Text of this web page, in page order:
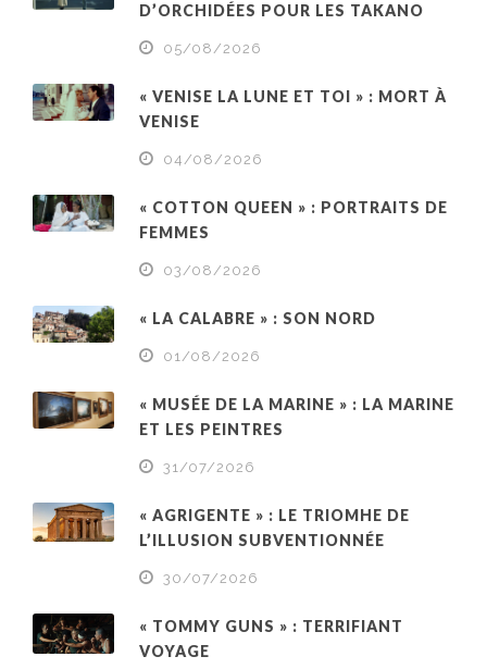
D’ORCHIDÉES POUR LES TAKANO
05/08/2026
« VENISE LA LUNE ET TOI » : MORT À
VENISE
04/08/2026
« COTTON QUEEN » : PORTRAITS DE
FEMMES
03/08/2026
« LA CALABRE » : SON NORD
01/08/2026
« MUSÉE DE LA MARINE » : LA MARINE
ET LES PEINTRES
31/07/2026
« AGRIGENTE » : LE TRIOMHE DE
L’ILLUSION SUBVENTIONNÉE
30/07/2026
« TOMMY GUNS » : TERRIFIANT
VOYAGE